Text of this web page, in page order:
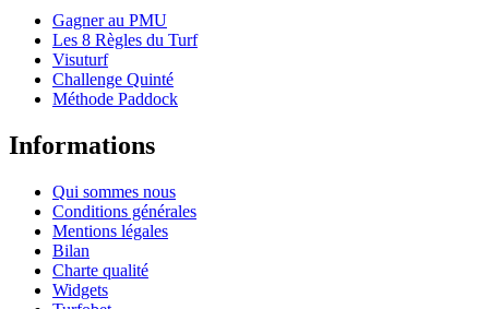
Gagner au PMU
Les 8 Règles du Turf
Visuturf
Challenge Quinté
Méthode Paddock
Informations
Qui sommes nous
Conditions générales
Mentions légales
Bilan
Charte qualité
Widgets